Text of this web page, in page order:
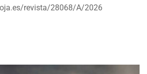
revista/28068/A/2026